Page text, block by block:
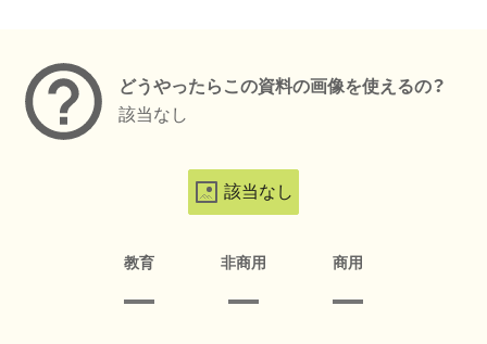
どうやったらこの資料の画像を使えるの？
該当なし
該当なし
教育 非商用 商用